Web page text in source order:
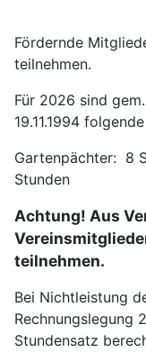
Fördernde
teilnehmen.
Für 2026 sind
19.11.1994
Gartenpächter:
Stunden
Achtung! Aus
teilnehmen.
Bei Nichtleistung
Rechnungslegung
Stundensatz